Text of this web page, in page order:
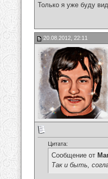
Только я уже буду
20.08.2012, 22:11
Цитата:
Сообщение от
Так и быть,